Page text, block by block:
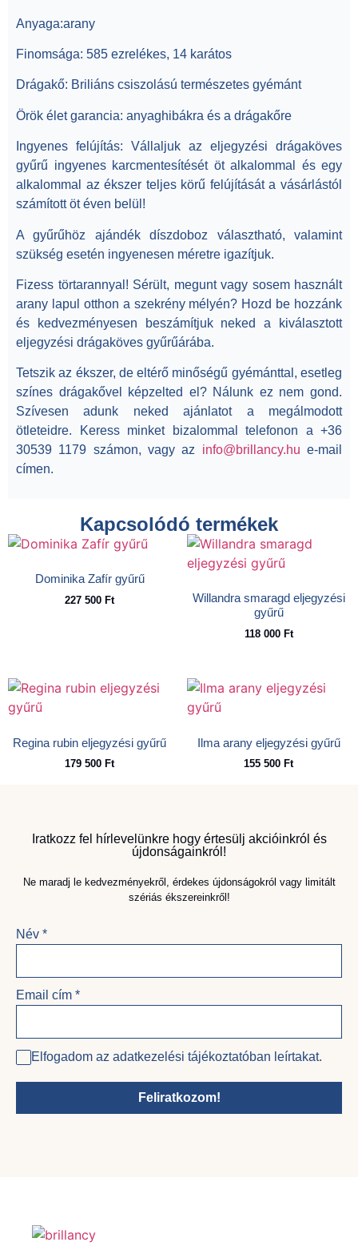
Anyaga:arany
Finomsága: 585 ezrelékes, 14 karátos
Drágakő: Briliáns csiszolású természetes gyémánt
Örök élet garancia: anyaghibákra és a drágakőre
Ingyenes felújítás: Vállaljuk az eljegyzési drágaköves
gyűrű ingyenes karcmentesítését öt alkalommal és egy
alkalommal az ékszer teljes körű felújítását a vásárlástól
számított öt éven belül!
A gyűrűhöz ajándék díszdoboz választható, valamint
szükség esetén ingyenesen méretre igazítjuk.
Fizess törtarannyal! Sérült, megunt vagy sosem használt
arany lapul otthon a szekrény mélyén? Hozd be hozzánk
és kedvezményesen beszámítjuk neked a kiválasztott
eljegyzési drágaköves gyűrűárába.
Tetszik az ékszer, de eltérő minőségű gyémánttal, esetleg
színes drágakővel képzelted el? Nálunk ez nem gond.
Szívesen adunk neked ajánlatot a megálmodott
ötleteidre. Keress minket bizalommal telefonon a +36
30539 1179 számon, vagy az info@brillancy.hu e-mail
címen.
Kapcsolódó termékek
Dominika Zafír gyűrű
227 500 Ft
Willandra smaragd eljegyzési
gyűrű
118 000 Ft
Regina rubin eljegyzési gyűrű
179 500 Ft
Ilma arany eljegyzési gyűrű
155 500 Ft
Iratkozz fel hírlevelünkre hogy értesülj akcióinkról és
újdonságainkról!
Ne maradj le kedvezményekről, érdekes újdonságokról vagy limitált
szériás ékszereinkről!
Név *
Email cím *
Elfogadom az adatkezelési tájékoztatóban leírtakat.
Feliratkozom!